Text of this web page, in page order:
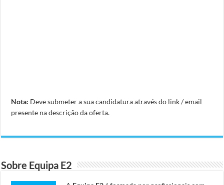
Nota: Deve submeter a sua candidatura através do link / email
presente na descrição da oferta.
Sobre Equipa E2